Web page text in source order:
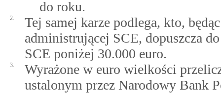
do roku.
2.
Tej samej karze podlega, kto,
administrującej SCE, dopuszcza
SCE poniżej 30.000 euro.
3.
Wyrażone w euro wielkości
ustalonym przez Narodowy Bank